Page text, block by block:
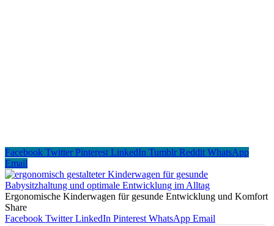
Facebook Twitter Pinterest LinkedIn Tumblr Reddit WhatsApp
Email
Ergonomische Kinderwagen für gesunde Entwicklung und Komfort
Share
Facebook Twitter LinkedIn Pinterest WhatsApp Email